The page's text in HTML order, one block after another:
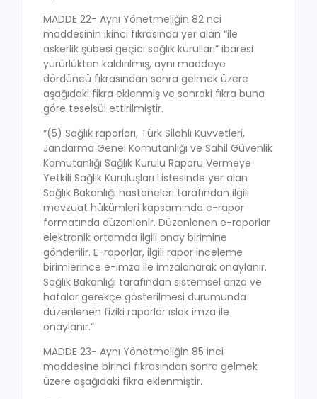
MADDE 22- Aynı Yönetmeliğin 82 nci
maddesinin ikinci fıkrasında yer alan “ile
askerlik şubesi geçici sağlık kurulları” ibaresi
yürürlükten kaldırılmış, aynı maddeye
dördüncü fıkrasından sonra gelmek üzere
aşağıdaki fikra eklenmiş ve sonraki fıkra buna
göre teselsül ettirilmiştir.
“(5) Sağlık raporları, Türk Silahlı Kuvvetleri,
Jandarma Genel Komutanlığı ve Sahil Güvenlik
Komutanlığı Sağlık Kurulu Raporu Vermeye
Yetkili Sağlık Kuruluşları Listesinde yer alan
Sağlık Bakanlığı hastaneleri tarafından ilgili
mevzuat hükümleri kapsamında e-rapor
formatında düzenlenir. Düzenlenen e-raporlar
elektronik ortamda ilgili onay birimine
gönderilir. E-raporlar, ilgili rapor inceleme
birimlerince e-imza ile imzalanarak onaylanır.
Sağlık Bakanlığı tarafından sistemsel arıza ve
hatalar gerekçe gösterilmesi durumunda
düzenlenen fiziki raporlar ıslak imza ile
onaylanır.”
MADDE 23- Aynı Yönetmeliğin 85 inci
maddesine birinci fıkrasından sonra gelmek
üzere aşağıdaki fikra eklenmiştir.